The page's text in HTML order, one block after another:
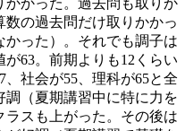
の過去問だけ取りかかっ
った）。それでも調子は
63。前期よりも12くらい
社会が55、理科が65と全
（夏期講習中に特に力を
ラスも上がった。その後は